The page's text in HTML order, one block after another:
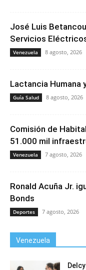
José Luis
Servicios
Venezuela 8 agosto, 2026
Lactancia Humana
Guía Salud 8 agosto, 2026
Comisión de
51.000 mil
Venezuela 7 agosto, 2026
Ronald Acuña Jr.
Bonds
Deportes 7 agosto, 2026
Venezuela